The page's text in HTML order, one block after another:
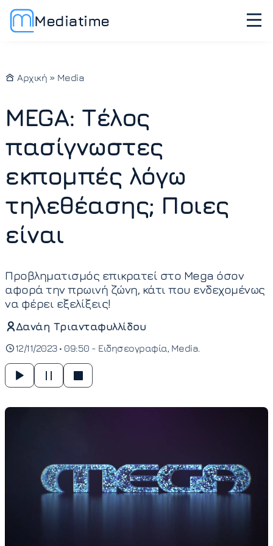
Mediatime
Αρχική » Media
MEGA: Τέλος
πασίγνωστες
εκπομπές λόγω
τηλεθέασης; Ποιες
είναι
Προβληματισμός επικρατεί στο Mega όσον
αφορά την πρωινή ζώνη, κάτι που ενδεχομένως
να φέρει εξελίξεις!
Δανάη Τριανταφυλλίδου
12/11/2023 • 09:50 - Ειδησεογραφία Media